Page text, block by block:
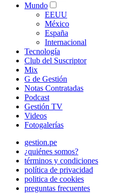
Mundo
EEUU
México
España
Internacional
Tecnología
Club del Suscriptor
Mix
G de Gestión
Notas Contratadas
Podcast
Gestión TV
Videos
Fotogalerías
gestion.pe
¿quiénes somos?
términos y condiciones
política de privacidad
politica de cookies
preguntas frecuentes